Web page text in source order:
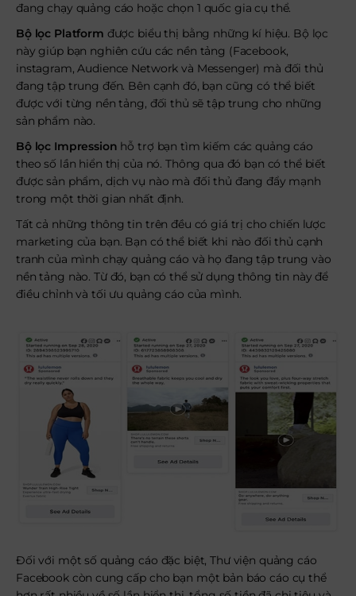
đang chạy quảng cáo hoặc chọn 1 quốc gia cụ thể.
Bộ lọc Platform được biểu thị bằng những kí hiệu. Bộ lọc
này giúp bạn nghiên cứu các nền tảng (Facebook,
instagram, Audience Network và Messenger) mà đối thủ
đang tập trung đến. Bên cạnh đó, bạn cũng có thể biết
được với từng nền tảng, đối thủ sẽ tập trung cho những
sản phẩm nào.
Bộ lọc Impression hỗ trợ bạn tìm kiếm các quảng cáo
theo số lần hiển thị của nó. Thông qua đó bạn có thể biết
được sản phẩm, dịch vụ nào mà đối thủ đang đẩy mạnh
trong một thời gian nhất định.
Tất cả những thông tin trên đều có giá trị cho chiến lược
marketing của bạn. Bạn có thể biết khi nào đối thủ cạnh
tranh của mình chạy quảng cáo và họ đang tập trung vào
nền tảng nào. Từ đó, bạn có thể sử dụng thông tin này để
điều chỉnh và tối ưu quảng cáo của mình.
Đối với một số quảng cáo đặc biệt, Thư viện quảng cáo
Facebook còn cung cấp cho bạn một bản báo cáo cụ thể